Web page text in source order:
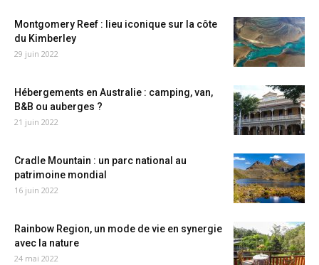
Montgomery Reef : lieu iconique sur la côte
du Kimberley
29 juin 2022
Hébergements en Australie : camping, van,
B&B ou auberges ?
21 juin 2022
Cradle Mountain : un parc national au
patrimoine mondial
16 juin 2022
Rainbow Region, un mode de vie en synergie
avec la nature
24 mai 2022